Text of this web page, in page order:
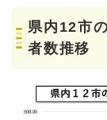
県内12市
者数推移